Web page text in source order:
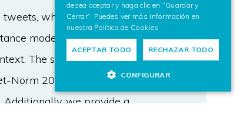
which uses
model, and language
The system is an
Norm 2013 shared task, and
Additionally, we provide a
desea aceptar y haga clic en “Guardar y
Cerrar”. Puedes ver más información en
nuestra Política de Cookies
ACEPTAR TODO RECHAZAR TODO
CONFIGURAR